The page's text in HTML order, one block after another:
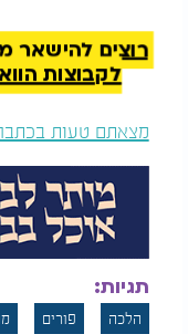
רוצים להישאר
לקבוצות
מצאתם טעות
תגיות:
הלכה פורים